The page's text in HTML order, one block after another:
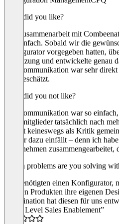
What did you like?
Die Zusammenarbeit mit
und einfach. Sobald wir die
Konfigurator vorgegeben hatten,
Umsetzung und entwickelte genau
Die Kommunikation war sehr
sehr geschätzt.
What did you not like?
Die Kommunikation war so
Teammitglieder tatsächlich nach
Das ist keineswegs als Kritik
der mir dazu einfällt – denn ich
Unternehmen
Which problems are you solving
Wir benötigten einen Konfigurator,
unseren Produkten ihre eigenen
Combination hat diesen für uns
“Next Level Sales Enablement”